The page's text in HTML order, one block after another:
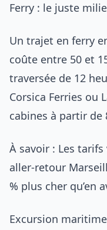
Ferry : le juste
Un trajet en ferry
coûte entre 50 et
traversée de 12
Corsica Ferries ou
cabines à partir de
À savoir : Les
aller-retour
% plus cher qu’en
Excursion